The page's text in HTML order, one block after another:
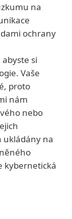
na
ochrany
si
Vaše
proto
nám
nebo
ukládány na
kybernetická